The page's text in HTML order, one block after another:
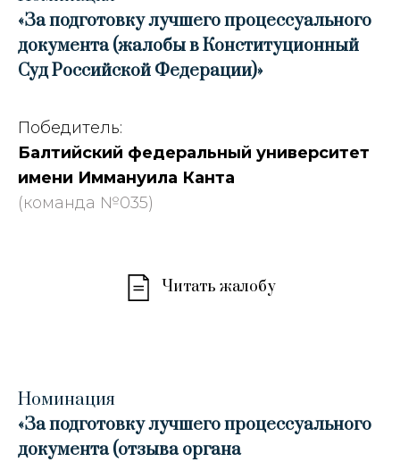
«За подготовку лучшего процессуального
документа (жалобы в Конституционный
Суд Российской Федерации)»
Победитель:
Балтийский федеральный университет
имени Иммануила Канта
(команда №035)
Читать жалобу
Номинация
«За подготовку лучшего процессуального
документа (отзыва органа